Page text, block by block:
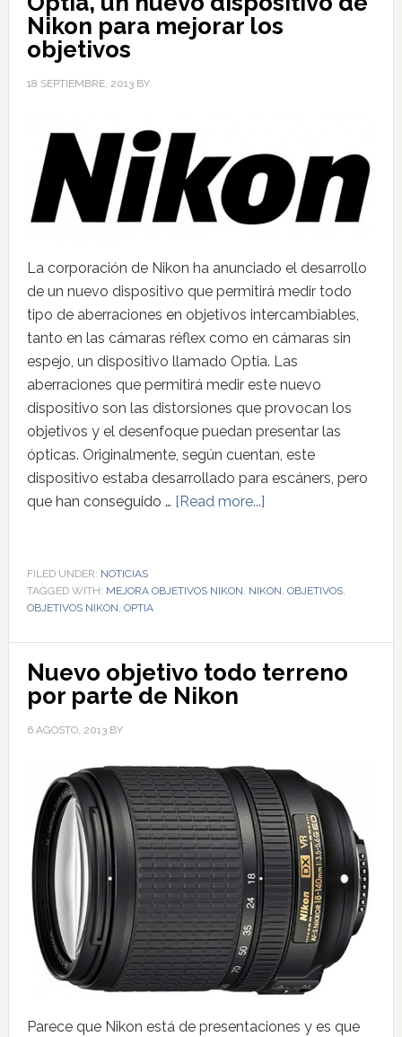
Nikon para mejorar los
objetivos
18 SEPTIEMBRE, 2013BY
La corporación de Nikon ha anunciado el desarrollo
de un nuevo dispositivo que permitirá medir todo
tipo de aberraciones en objetivos intercambiables,
tanto en las cámaras réflex como en cámaras sin
espejo, un dispositivo llamado Optia. Las
aberraciones que permitirá medir este nuevo
dispositivo son las distorsiones que provocan los
objetivos y el desenfoque puedan presentar las
ópticas. Originalmente, según cuentan, este
dispositivo estaba desarrollado para escáners, pero
que han conseguido … [Read more...]
FILED UNDER: NOTICIAS
TAGGED WITH: MEJORA OBJETIVOS NIKON, NIKON, OBJETIVOS,
OBJETIVOS NIKON, OPTIA
Nuevo objetivo todo terreno
por parte de Nikon
6 AGOSTO, 2013BY
Parece que Nikon está de presentaciones y es que